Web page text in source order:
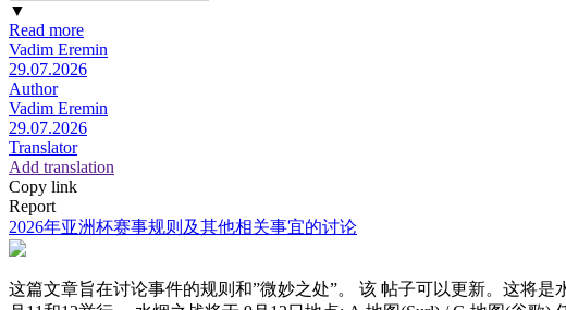
▼
Read more
Vadim Eremin
29.07.2026
Author
Vadim Eremin
29.07.2026
Translator
Add translation
Copy link
Report
2026年亚洲杯赛事规则及其他相关事宜的讨论
这篇文章旨在讨论事件的规则和”微妙之处”。 该 帖子可以更新。这将